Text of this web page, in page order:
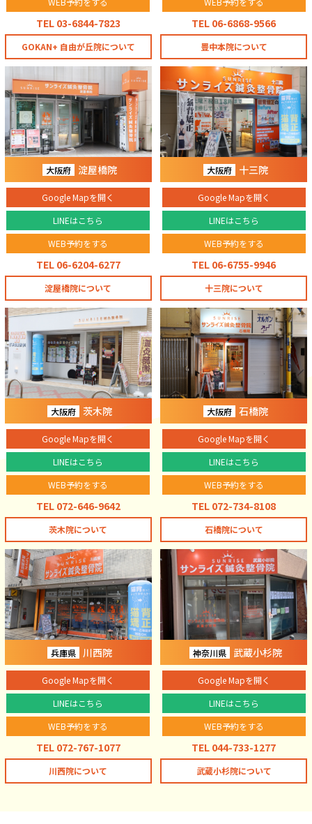
TEL 03-6844-7823
GOKAN+ 自由が丘院について
TEL 06-6868-9566
豊中本院について
大阪府 淀屋橋院
Google Mapを開く
LINEはこちら
WEB予約をする
TEL 06-6204-6277
淀屋橋院について
大阪府 十三院
Google Mapを開く
LINEはこちら
WEB予約をする
TEL 06-6755-9946
十三院について
大阪府 茨木院
Google Mapを開く
LINEはこちら
WEB予約をする
TEL 072-646-9642
茨木院について
大阪府 石橋院
Google Mapを開く
LINEはこちら
WEB予約をする
TEL 072-734-8108
石橋院について
兵庫県 川西院
Google Mapを開く
LINEはこちら
WEB予約をする
TEL 072-767-1077
川西院について
神奈川県 武蔵小杉院
Google Mapを開く
LINEはこちら
WEB予約をする
TEL 044-733-1277
武蔵小杉院について